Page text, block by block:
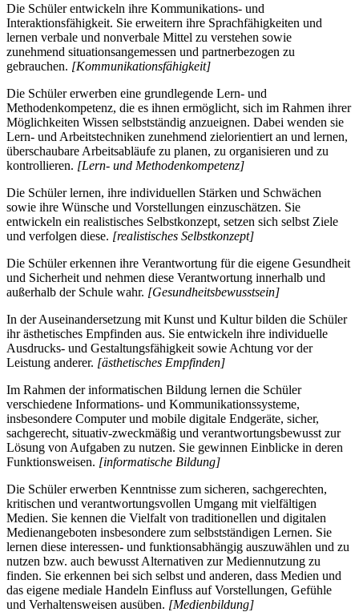
Die Schüler entwickeln ihre Kommunikations- und
Interaktionsfähigkeit. Sie erweitern ihre Sprachfähigkeiten und
lernen verbale und nonverbale Mittel zu verstehen sowie
zunehmend situationsangemessen und partnerbezogen zu
gebrauchen. [Kommunikationsfähigkeit]
Die Schüler erwerben eine grundlegende Lern- und
Methodenkompetenz, die es ihnen ermöglicht, sich im Rahmen ihrer
Möglichkeiten Wissen selbstständig anzueignen. Dabei wenden sie
Lern- und Arbeitstechniken zunehmend zielorientiert an und lernen,
überschaubare Arbeitsabläufe zu planen, zu organisieren und zu
kontrollieren. [Lern- und Methodenkompetenz]
Die Schüler lernen, ihre individuellen Stärken und Schwächen
sowie ihre Wünsche und Vorstellungen einzuschätzen. Sie
entwickeln ein realistisches Selbstkonzept, setzen sich selbst Ziele
und verfolgen diese. [realistisches Selbstkonzept]
Die Schüler erkennen ihre Verantwortung für die eigene Gesundheit
und Sicherheit und nehmen diese Verantwortung innerhalb und
außerhalb der Schule wahr. [Gesundheitsbewusstsein]
In der Auseinandersetzung mit Kunst und Kultur bilden die Schüler
ihr ästhetisches Empfinden aus. Sie entwickeln ihre individuelle
Ausdrucks- und Gestaltungsfähigkeit sowie Achtung vor der
Leistung anderer. [ästhetisches Empfinden]
Im Rahmen der informatischen Bildung lernen die Schüler
verschiedene Informations- und Kommunikationssysteme,
insbesondere Computer und mobile digitale Endgeräte, sicher,
sachgerecht, situativ-zweckmäßig und verantwortungsbewusst zur
Lösung von Aufgaben zu nutzen. Sie gewinnen Einblicke in deren
Funktionsweisen. [informatische Bildung]
Die Schüler erwerben Kenntnisse zum sicheren, sachgerechten,
kritischen und verantwortungsvollen Umgang mit vielfältigen
Medien. Sie kennen die Vielfalt von traditionellen und digitalen
Medienangeboten insbesondere zum selbstständigen Lernen. Sie
lernen diese interessen- und funktionsabhängig auszuwählen und zu
nutzen bzw. auch bewusst Alternativen zur Mediennutzung zu
finden. Sie erkennen bei sich selbst und anderen, dass Medien und
das eigene mediale Handeln Einfluss auf Vorstellungen, Gefühle
und Verhaltensweisen ausüben. [Medienbildung]